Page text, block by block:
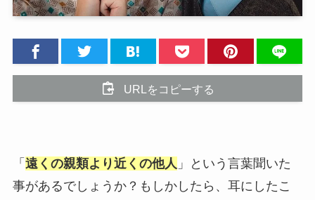
URLをコピーする
「 遠くの親類より近くの他人 」という言葉聞いた
事があるでしょうか？もしかしたら、耳にしたこ